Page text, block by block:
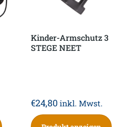
Kinder-Armschutz 3
STEGE NEET
€24,80 inkl. Mwst.